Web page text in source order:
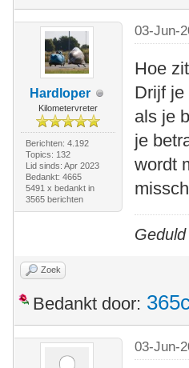
Hardloper
Kilometervreter
Berichten: 4.192
Topics: 132
Lid sinds: Apr 2023
Bedankt: 4665
5491 x bedankt in
3565 berichten
03-Jun-
Hoe
Drijf je
als je
je
wordt
Zoek
Bedankt door:
03-Jun-